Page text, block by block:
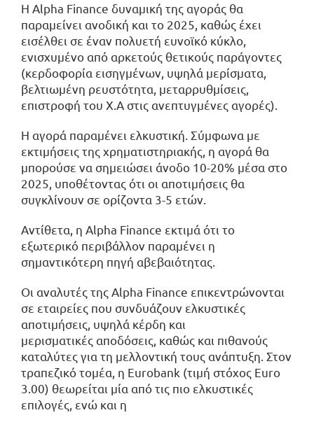
Η Alpha Finance δυναμική της αγοράς θα
παραμείνει ανοδική και το 2025, καθώς έχει
εισέλθει σε έναν πολυετή ευνοϊκό κύκλο,
ενισχυμένο από αρκετούς θετικούς παράγοντες
(κερδοφορία εισηγμένων, υψηλά μερίσματα,
βελτιωμένη ρευστότητα, μεταρρυθμίσεις,
επιστροφή του Χ.Α στις ανεπτυγμένες αγορές).
Η αγορά παραμένει ελκυστική. Σύμφωνα με
εκτιμήσεις της χρηματιστηριακής, η αγορά θα
μπορούσε να σημειώσει άνοδο 10-20% μέσα στο
2025, υποθέτοντας ότι οι αποτιμήσεις θα
συγκλίνουν σε ορίζοντα 3-5 ετών.
Αντίθετα, η Alpha Finance εκτιμά ότι το
εξωτερικό περιβάλλον παραμένει η
σημαντικότερη πηγή αβεβαιότητας.
Οι αναλυτές της Alpha Finance επικεντρώνονται
σε εταιρείες που συνδυάζουν ελκυστικές
αποτιμήσεις, υψηλά κέρδη και
μερισματικές αποδόσεις, καθώς και πιθανούς
καταλύτες για τη μελλοντική τους ανάπτυξη. Στον
τραπεζικό τομέα, η Eurobank (τιμή στόχος Euro
3.00) θεωρείται μία από τις πιο ελκυστικές
επιλογές, ενώ και η